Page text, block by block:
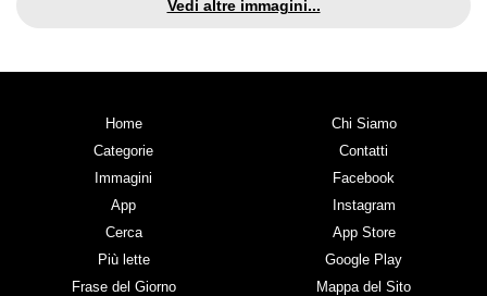
Vedi altre immagini...
Home
Categorie
Immagini
App
Cerca
Più lette
Frase del Giorno
Chi Siamo
Contatti
Facebook
Instagram
App Store
Google Play
Mappa del Sito